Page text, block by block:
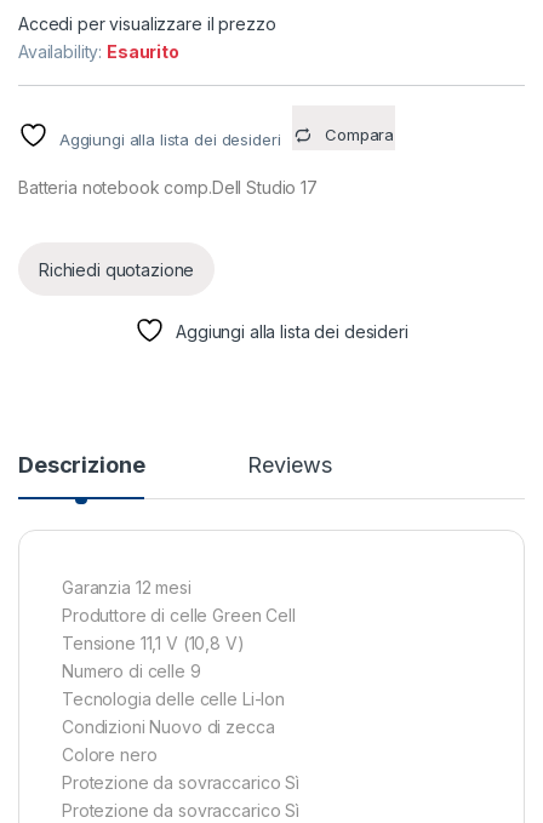
Accedi per visualizzare il prezzo
Availability: Esaurito
Aggiungi alla lista dei desideri Compara
Batteria notebook comp.Dell Studio 17
Richiedi quotazione
Aggiungi alla lista dei desideri
Descrizione Reviews
Garanzia 12 mesi
Produttore di celle Green Cell
Tensione 11,1 V (10,8 V)
Numero di celle 9
Tecnologia delle celle Li-Ion
Condizioni Nuovo di zecca
Colore nero
Protezione da sovraccarico Sì
Protezione da sovraccarico Sì